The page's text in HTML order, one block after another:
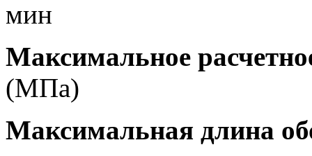
мин
Максимальное
(МПа)
Максимальная длина